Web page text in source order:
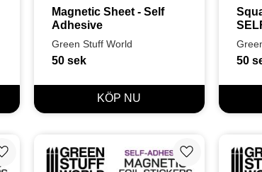
Magnetic Sheet - Self
Adhesive
Green Stuff World
50sek 50
Lägg till i favoriter Lägg till i